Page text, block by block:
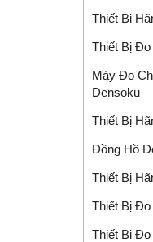
Thiết Bị
Thiết Bị Đo
Máy Đo
Densoku
Thiết Bị
Đồng Hồ
Thiết Bị
Thiết Bị
Thiết Bị